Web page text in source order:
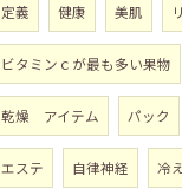
定義 健康 美肌
ビタミンｃが最も多い果物
乾燥 アイテム パック
エステ 自律神経 冷